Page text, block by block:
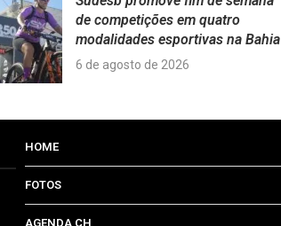
de competições em quatro
modalidades esportivas na Bahia
6 de agosto de 2026
HOME
FOTOS
AGENDA CH